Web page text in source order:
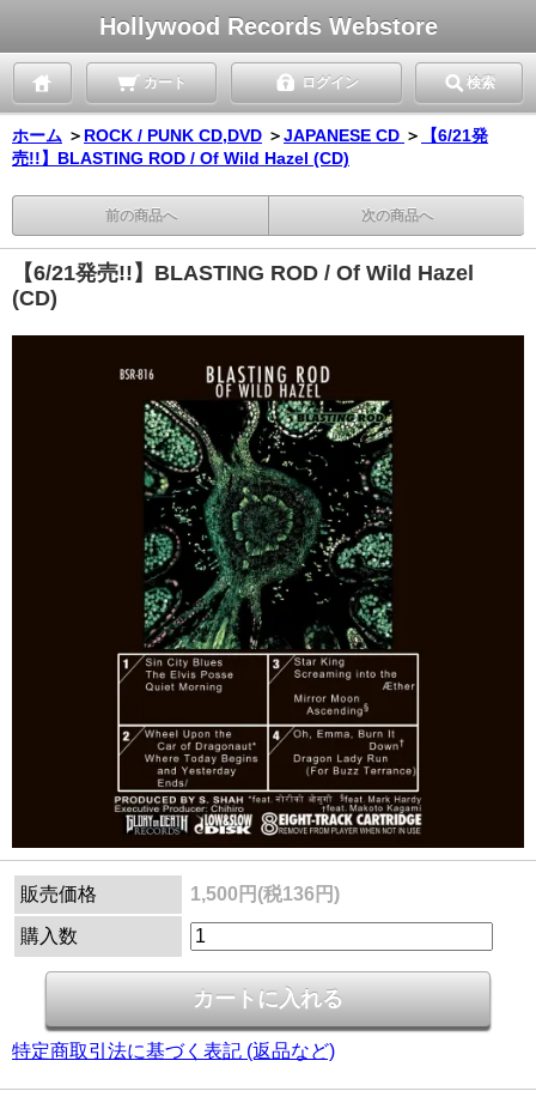
Hollywood Records Webstore
カート ログイン 検索
ホーム ＞ ROCK / PUNK CD,DVD ＞JAPANESE CD ＞
【6/21発
売!!】BLASTING ROD / Of Wild Hazel (CD)
前の商品へ 次の商品へ
【6/21発売!!】BLASTING ROD / Of Wild Hazel
(CD)
販売価格 1,500円(税136円)
購入数
特定商取引法に基づく表記 (返品など)